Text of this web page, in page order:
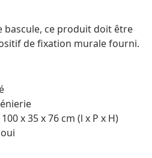
bascule, ce produit doit être
de fixation murale fourni.
x 35 x 76 cm (l x P x H)